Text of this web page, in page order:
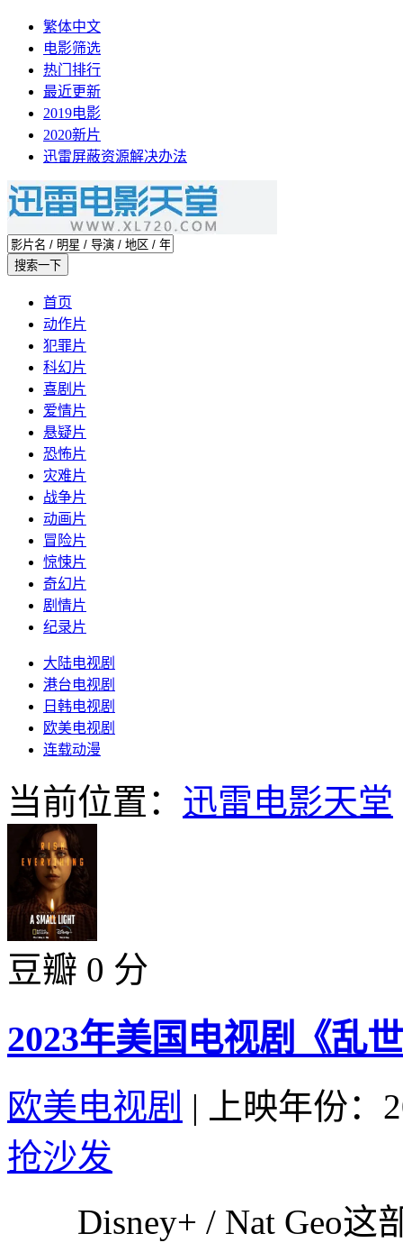
繁体中文
电影筛选
热门排行
最近更新
2019电影
2020新片
迅雷屏蔽资源解决办法
首页
动作片
犯罪片
科幻片
喜剧片
爱情片
悬疑片
恐怖片
灾难片
战争片
动画片
冒险片
惊悚片
奇幻片
剧情片
纪录片
大陆电视剧
港台电视剧
日韩电视剧
欧美电视剧
连载动漫
当前位置： 迅雷电影天堂
豆瓣 0 分
2023年美国电视剧《乱
欧美电视剧 |
上映年份：
抢沙发
Disney+ / Nat Geo这